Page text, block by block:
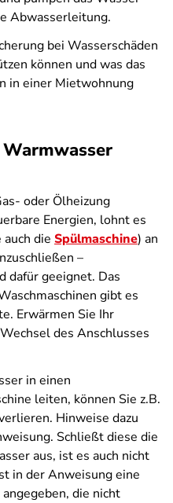
Abwasserleitung.
bei Wasserschäden
können und was das
in einer Mietwohnung
oder Ölheizung
Energien, lohnt es
die Spülmaschine) an
–
dafür geeignet. Das
gibt es
Erwärmen Sie Ihr
des Anschlusses
in einen
leiten, können Sie z.B.
Hinweise dazu
Schließt diese die
aus, ist es auch nicht
in der Anweisung eine
die nicht